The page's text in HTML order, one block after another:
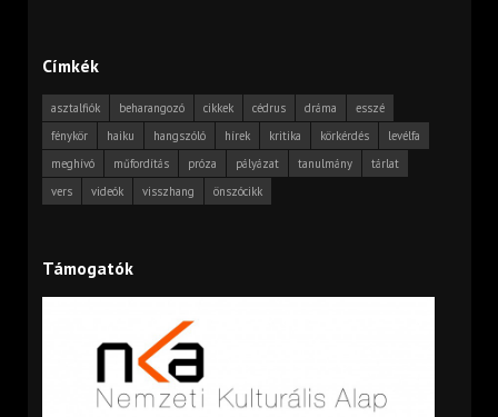
Címkék
asztalfiók beharangozó cikkek cédrus dráma
esszé
fénykör
haiku hangszóló hírek kritika körkérdés
levélfa
meghívó
műfordítás próza pályázat tanulmány
tárlat
vers
videók visszhang önszócikk
Támogatók